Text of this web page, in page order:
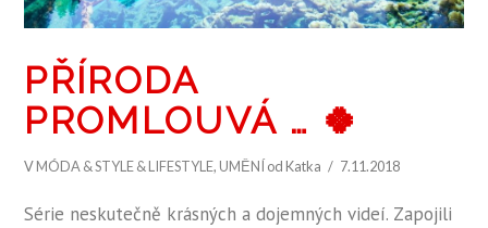
PŘÍRODA
PROMLOUVÁ … 🍀
VMÓDA & STYLE & LIFESTYLE, UMĚNÍ od Katka 7.11.2018
Série neskutečně krásných a dojemných videí. Zapojili